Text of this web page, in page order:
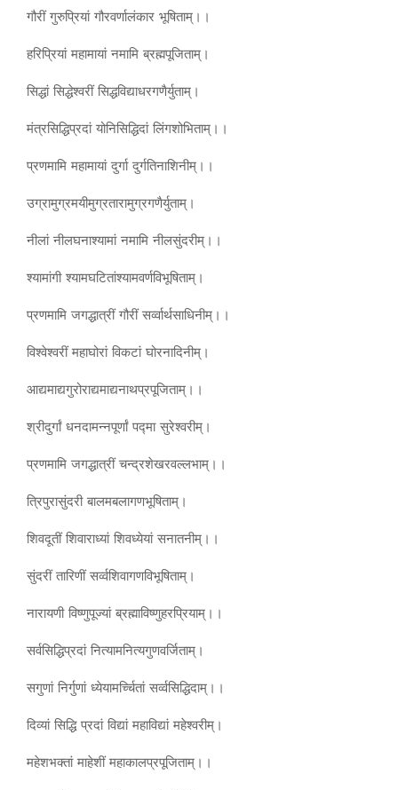
गौरीं गुरुप्रियां गौरवर्णालंकार भूषिताम्।।
हरिप्रियां महामायां नमामि ब्रह्मपूजिताम्।
सिद्धां सिद्धेश्वरीं सिद्धविद्याधरगणैर्युताम्।
मंत्रसिद्धिप्रदां योनिसिद्धिदां लिंगशोभिताम्।।
प्रणमामि महामायां दुर्गा दुर्गतिनाशिनीम्।।
उग्रामुग्रमयीमुग्रतारामुग्रगणैर्युताम्।
नीलां नीलघनाश्यामां नमामि नीलसुंदरीम्।।
श्यामांगी श्यामघटितांश्यामवर्णविभूषिताम्।
प्रणमामि जगद्धात्रीं गौरीं सर्व्वार्थसाधिनीम्।।
विश्वेश्वरीं महाघोरां विकटां घोरनादिनीम्।
आद्यमाद्यगुरोराद्यमाद्यनाथप्रपूजिताम्।।
श्रीदुर्गां धनदामन्नपूर्णां पद्मा सुरेश्वरीम्।
प्रणमामि जगद्धात्रीं चन्द्रशेखरवल्लभाम्।।
त्रिपुरासुंदरी बालमबलागणभूषिताम्।
शिवदूतीं शिवाराध्यां शिवध्येयां सनातनीम्।।
सुंदरीं तारिणीं सर्व्वशिवागणविभूषिताम्।
नारायणी विष्णुपूज्यां ब्रह्माविष्णुहरप्रियाम्।।
सर्वसिद्धिप्रदां नित्यामनित्यगुणवर्जिताम्।
सगुणां निर्गुणां ध्येयामर्च्चितां सर्व्वसिद्धिदाम्।।
दिव्यां सिद्धि प्रदां विद्यां महाविद्यां महेश्वरीम्।
महेशभक्तां माहेशीं महाकालप्रपूजिताम्।।